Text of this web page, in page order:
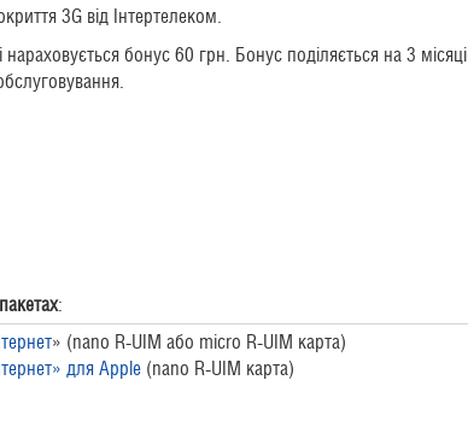
3G від Інтертелеком.
бонус 60 грн. Бонус поділяється на 3 місяці
:
» (nano R-UIM або micro R-UIM карта)
для Apple (nano R-UIM карта)